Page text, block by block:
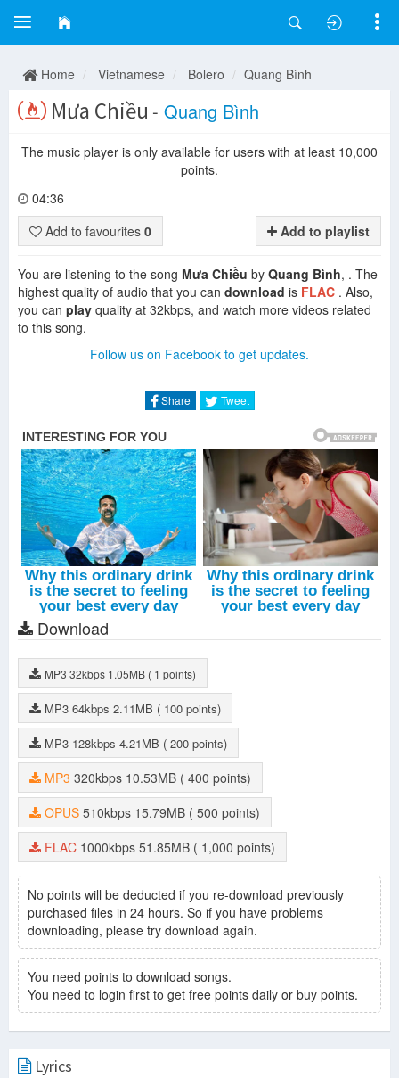
Home Vietnamese Bolero Quang Bình
Mưa Chiều - Quang Bình
The music player is only available for users with at least 10,000
points.
04:36
Add to favourites 0 Add to playlist
You are listening to the song Mưa Chiều by Quang Bình, . The
highest quality of audio that you can download is FLAC . Also,
you can play quality at 32kbps, and watch more videos related
to this song.
Follow us on Facebook to get updates.
Share Tweet
Download
MP3 32kbps 1.05MB ( 1 points)
MP3 64kbps 2.11MB ( 100 points)
MP3 128kbps 4.21MB ( 200 points)
MP3 320kbps 10.53MB
( 400 points)
OPUS 510kbps 15.79MB
( 500 points)
FLAC 1000kbps 51.85MB ( 1,000 points)
No points will be deducted if you re-download previously
purchased files in 24 hours. So if you have problems
downloading, please try download again.
You need points to download songs.
You need to login first to get free points daily or buy points.
Lyrics